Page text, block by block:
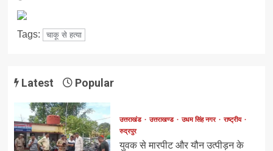
Tags: चाकू से हत्या
Latest Popular
उत्तराखंड उत्तराखण्ड उधम सिंह नगर
राष्ट्रीय
रुद्रपुर
युवक से मारपीट और यौन उत्पीड़न के